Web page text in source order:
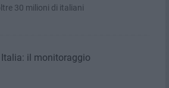
30 milioni di italiani
il monitoraggio